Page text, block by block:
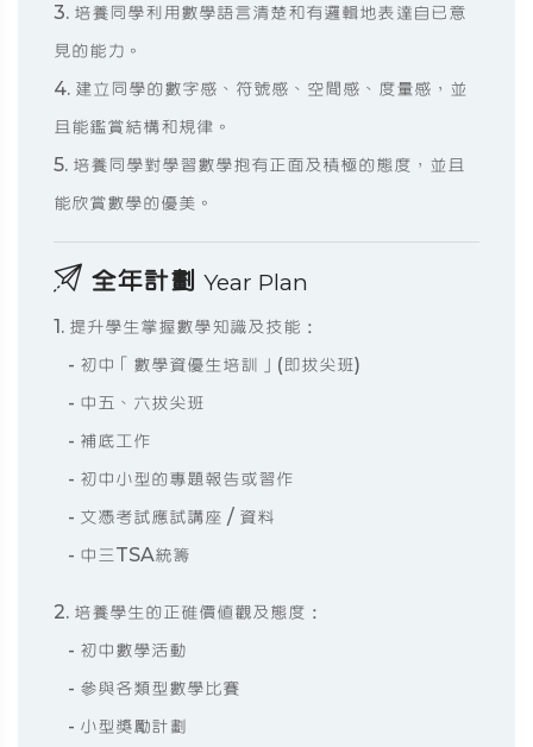
3. 培養同學利用數學語言清楚和有邏輯地表達自已意
見的能力。
4. 建立同學的數字感、符號感、空間感、度量感，並
且能鑑賞結構和規律。
5. 培養同學對學習數學抱有正面及積極的態度，並且
能欣賞數學的優美。
全年計劃 Year Plan
1. 提升學生掌握數學知識及技能：
- 初中「數學資優生培訓」(即拔尖班)
- 中五、六拔尖班
- 補底工作
- 初中小型的專題報告或習作
- 文憑考試應試講座 / 資料
- 中三TSA統籌
2. 培養學生的正碓價值觀及態度：
- 初中數學活動
- 參與各類型數學比賽
- 小型獎勵計劃